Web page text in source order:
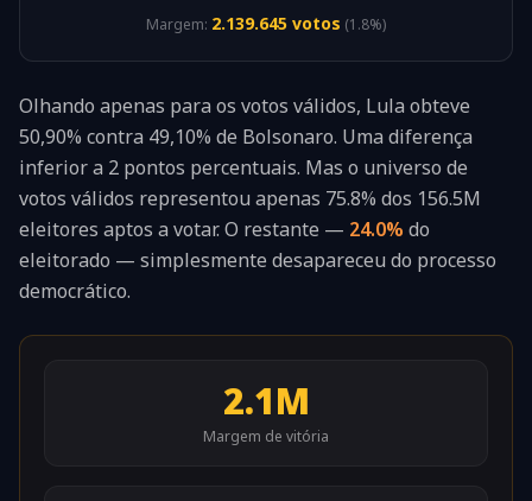
Margem: 2.139.645 votos (1.8%)
Olhando apenas para os votos válidos, Lula obteve
50,90% contra 49,10% de Bolsonaro. Uma diferença
inferior a 2 pontos percentuais. Mas o universo de
votos válidos representou apenas 75.8% dos 156.5M
eleitores aptos a votar. O restante — 24.0% do
eleitorado — simplesmente desapareceu do processo
democrático.
2.1M
Margem de vitória